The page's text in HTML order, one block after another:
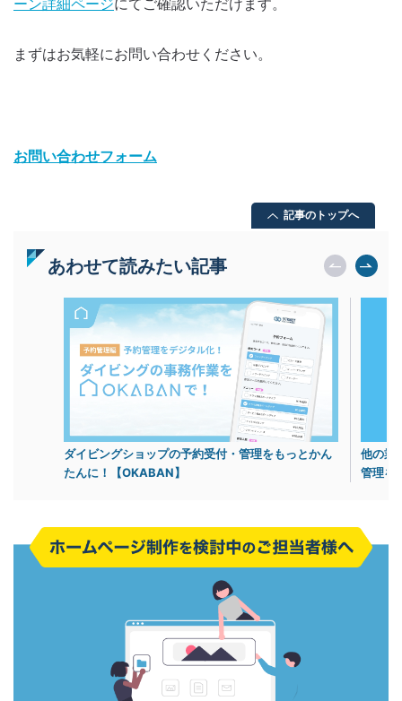
ーン詳細ページにてご確認いただけます。
まずはお気軽にお問い合わせください。
お問い合わせフォーム
記事のトップへ
あわせて読みたい記事
ダイビングショップの予約受付・管理をもっとかん
たんに！【OKABAN】
他の業
管理を